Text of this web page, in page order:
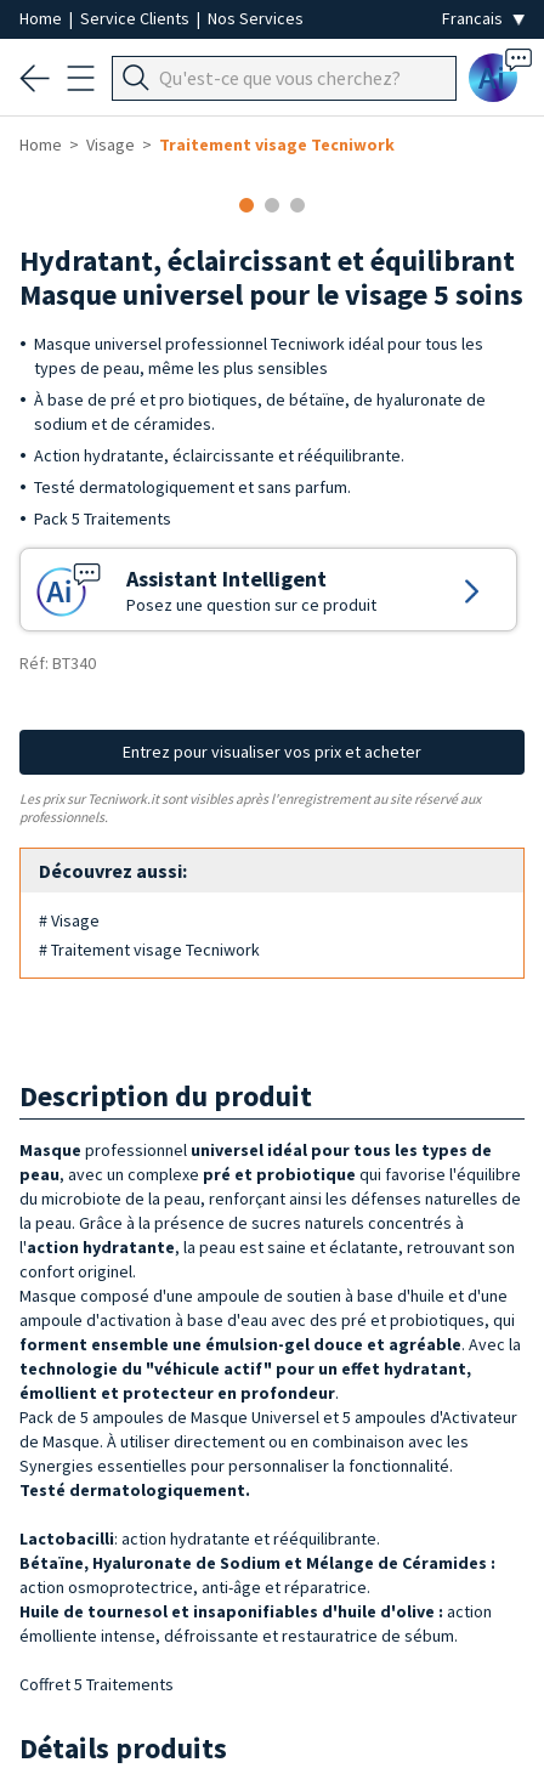
Home | Service Clients | Nos Services
Ai
Home Visage Traitement visage Tecniwork
Hydratant, éclaircissant et équilibrant
Masque universel pour le visage 5 soins
Masque universel professionnel Tecniwork idéal pour tous les
types de peau, même les plus sensibles
À base de pré et pro biotiques, de bétaïne, de hyaluronate de
sodium et de céramides.
Action hydratante, éclaircissante et rééquilibrante.
Testé dermatologiquement et sans parfum.
Pack 5 Traitements
Assistant Intelligent
Posez une question sur ce produit
Réf: BT340
Entrez pour visualiser vos prix et acheter
Les prix sur Tecniwork.it sont visibles après l'enregistrement au site réservé aux
professionnels.
Découvrez aussi:
# Visage
# Traitement visage Tecniwork
Description du produit
Masque professionnel universel idéal pour tous les types de
peau, avec un complexe pré et probiotique qui favorise l'équilibre
du microbiote de la peau, renforçant ainsi les défenses naturelles de
la peau. Grâce à la présence de sucres naturels concentrés à
l'action hydratante, la peau est saine et éclatante, retrouvant son
confort originel.
Masque composé d'une ampoule de soutien à base d'huile et d'une
ampoule d'activation à base d'eau avec des pré et probiotiques, qui
forment ensemble une émulsion-gel douce et agréable. Avec la
technologie du "véhicule actif" pour un effet hydratant,
émollient et protecteur en profondeur.
Pack de 5 ampoules de Masque Universel et 5 ampoules d'Activateur
de Masque. À utiliser directement ou en combinaison avec les
Synergies essentielles pour personnaliser la fonctionnalité.
Testé dermatologiquement.
Lactobacilli: action hydratante et rééquilibrante.
Bétaïne, Hyaluronate de Sodium et Mélange de Céramides :
action osmoprotectrice, anti-âge et réparatrice.
Huile de tournesol et insaponifiables d'huile d'olive : action
émolliente intense, défroissante et restauratrice de sébum.
Coffret 5 Traitements
Détails produits